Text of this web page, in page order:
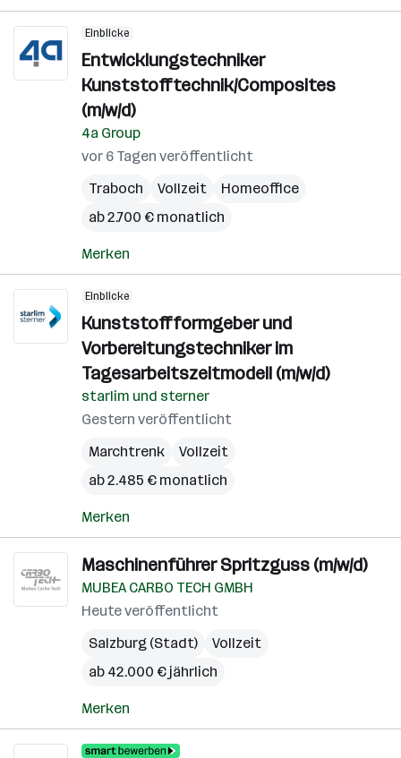
Einblicke
Entwicklungstechniker
Kunststofftechnik/Composites
(m/w/d)
4a Group
vor 6 Tagen veröffentlicht
Traboch
Vollzeit
Homeoffice
ab 2.700 € monatlich
Merken
Einblicke
Kunststoffformgeber und
Vorbereitungstechniker im
Tagesarbeitszeitmodell (m/w/d)
starlim und sterner
Gestern veröffentlicht
Marchtrenk
Vollzeit
ab 2.485 € monatlich
Merken
Maschinenführer Spritzguss (m/w/d)
MUBEA CARBO TECH GMBH
Heute veröffentlicht
Salzburg (Stadt)
Vollzeit
ab 42.000 € jährlich
Merken